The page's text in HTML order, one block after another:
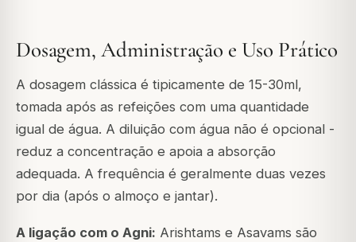
Dosagem, Administração e Uso Prático
A dosagem clássica é tipicamente de 15-30ml,
tomada após as refeições com uma quantidade
igual de água. A diluição com água não é opcional -
reduz a concentração e apoia a absorção
adequada. A frequência é geralmente duas vezes
por dia (após o almoço e jantar).
A ligação com o Agni: Arishtams e Asavams são